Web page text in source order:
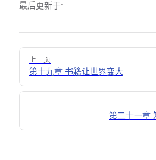
最后更新于:
Pager
上一页
第十九章 书籍让世界变大
第二十一章